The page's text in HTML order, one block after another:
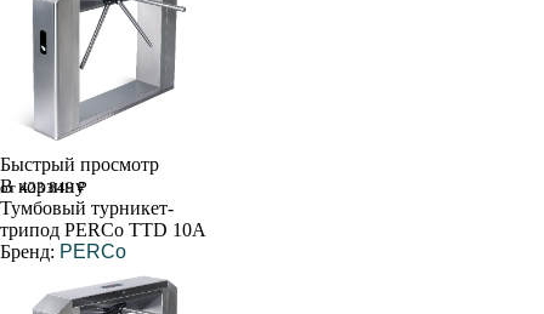
Быстрый просмотр
В корзину
от 423 849 ₽
Тумбовый турникет-
трипод PERCo TTD 10A
Бренд: PERCo